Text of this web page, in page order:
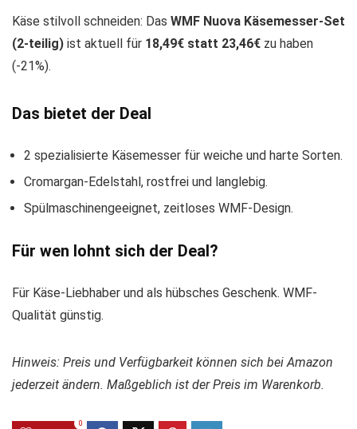
Käse stilvoll schneiden: Das WMF Nuova Käsemesser-Set
(2-teilig) ist aktuell für 18,49€ statt 23,46€ zu haben
(-21%).
Das bietet der Deal
2 spezialisierte Käsemesser für weiche und harte Sorten.
Cromargan-Edelstahl, rostfrei und langlebig.
Spülmaschinengeeignet, zeitloses WMF-Design.
Für wen lohnt sich der Deal?
Für Käse-Liebhaber und als hübsches Geschenk. WMF-
Qualität günstig.
Hinweis: Preis und Verfügbarkeit können sich bei Amazon
jederzeit ändern. Maßgeblich ist der Preis im Warenkorb.
0